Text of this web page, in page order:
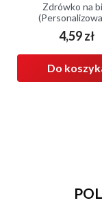
Zdrówko na
Cena
4,59 zł
Do